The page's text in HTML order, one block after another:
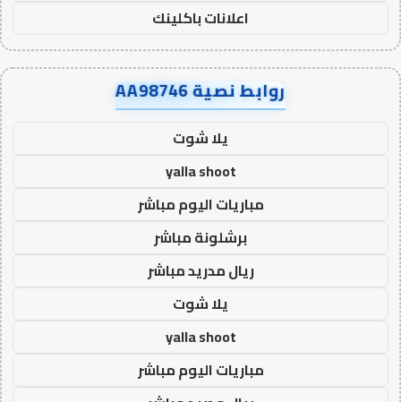
اعلانات باكلينك
روابط نصية AA98746
يلا شوت
yalla shoot
مباريات اليوم مباشر
برشلونة مباشر
ريال مدريد مباشر
يلا شوت
yalla shoot
مباريات اليوم مباشر